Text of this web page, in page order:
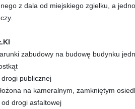
z dala od miejskiego zgiełku, a
zabudowy na budowę budynku
publicznej
na kameralnym, zamkniętym
drogi asfaltowej